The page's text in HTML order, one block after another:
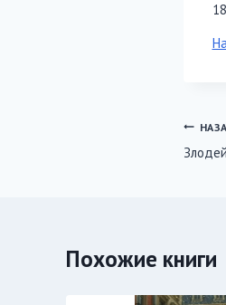
по
Похожие книги